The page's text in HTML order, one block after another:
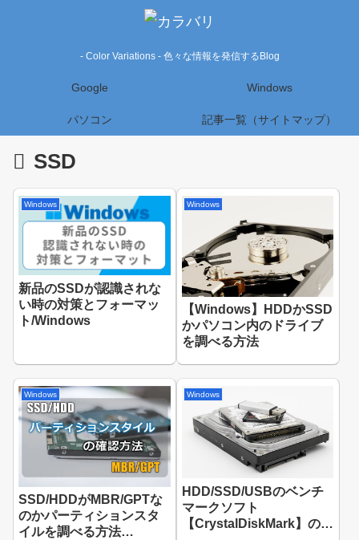
- Color Variations - 色々な情報を発信するBlog
Google Windows
パソコン 記事一覧（サイトマップ）
SSD
Windows
新品のSSDが認識されな
い時の対策とフォーマッ
ト/Windows
Windows
【Windows】HDDかSSD
かパソコン内のドライブ
を調べる方法
Windows
SSD/HDDがMBR/GPTな
のかパーティションスタ
イルを調べる方法
Windows
HDD/SSD/USBのベンチ
マークソフト
【CrystalDiskMark】の使